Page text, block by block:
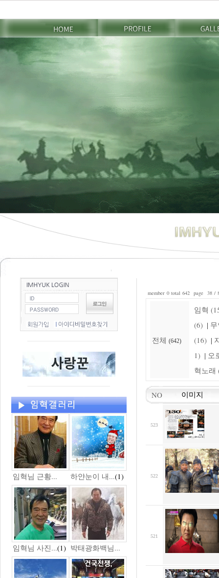
임혁님 근황... 하얀눈이 내...(1)
임혁님 사진...(1) 박태광화백님...
member 0 total 642 page 38 /
전체 (642)
임혁
(6) |
(16) |
1) | 오
혁노래
NO 이미지
523
522
521